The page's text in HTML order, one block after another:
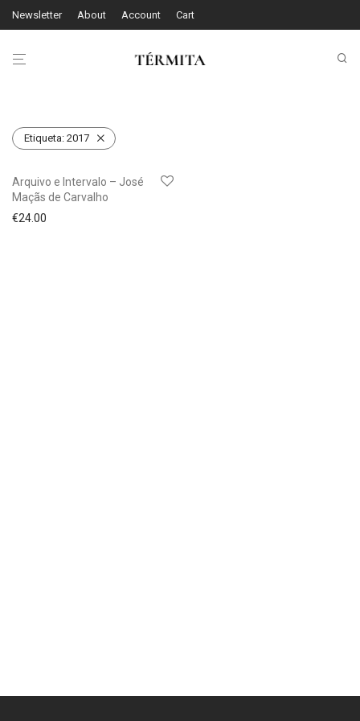
Newsletter About Account Cart
Etiqueta: 2017
Arquivo e Intervalo – José
Maçãs de Carvalho
€24.00